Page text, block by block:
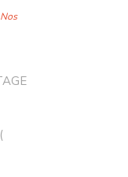
Nos